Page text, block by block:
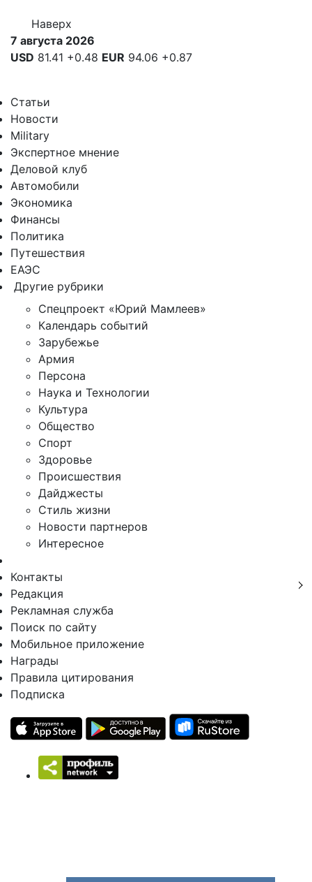
Наверх
7 августа 2026
USD 81.41 +0.48 EUR 94.06 +0.87
Статьи
Новости
Military
Экспертное мнение
Деловой клуб
Автомобили
Экономика
Финансы
Политика
Путешествия
ЕАЭС
Другие рубрики
Спецпроект «Юрий Мамлеев»
Календарь событий
Зарубежье
Армия
Персона
Наука и Технологии
Культура
Общество
Спорт
Здоровье
Происшествия
Дайджесты
Стиль жизни
Новости партнеров
Интересное
Контакты
Редакция
Рекламная служба
Поиск по сайту
Мобильное приложение
Награды
Правила цитирования
Подписка